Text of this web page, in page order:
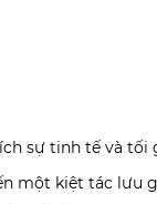
sự tinh tế và tối
một kiệt tác lưu